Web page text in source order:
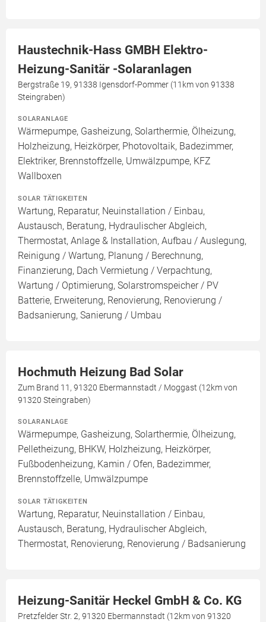
Haustechnik-Hass GMBH Elektro-
Heizung-Sanitär -Solaranlagen
Bergstraße 19, 91338 Igensdorf-Pommer (11km von 91338
Steingraben)
SOLARANLAGE
Wärmepumpe, Gasheizung, Solarthermie, Ölheizung,
Holzheizung, Heizkörper, Photovoltaik, Badezimmer,
Elektriker, Brennstoffzelle, Umwälzpumpe, KFZ
Wallboxen
SOLAR TÄTIGKEITEN
Wartung, Reparatur, Neuinstallation / Einbau,
Austausch, Beratung, Hydraulischer Abgleich,
Thermostat, Anlage & Installation, Aufbau / Auslegung,
Reinigung / Wartung, Planung / Berechnung,
Finanzierung, Dach Vermietung / Verpachtung,
Wartung / Optimierung, Solarstromspeicher / PV
Batterie, Erweiterung, Renovierung, Renovierung /
Badsanierung, Sanierung / Umbau
Hochmuth Heizung Bad Solar
Zum Brand 11, 91320 Ebermannstadt / Moggast (12km von
91320 Steingraben)
SOLARANLAGE
Wärmepumpe, Gasheizung, Solarthermie, Ölheizung,
Pelletheizung, BHKW, Holzheizung, Heizkörper,
Fußbodenheizung, Kamin / Ofen, Badezimmer,
Brennstoffzelle, Umwälzpumpe
SOLAR TÄTIGKEITEN
Wartung, Reparatur, Neuinstallation / Einbau,
Austausch, Beratung, Hydraulischer Abgleich,
Thermostat, Renovierung, Renovierung / Badsanierung
Heizung-Sanitär Heckel GmbH & Co. KG
Pretzfelder Str. 2, 91320 Ebermannstadt (12km von 91320